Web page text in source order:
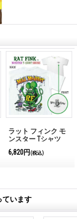
ラット フィンク モ
ンスター Tシャツ
6,820円 (税込)
ています